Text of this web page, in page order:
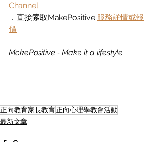
Channel
．直接索取MakePositive 服務詳情或報
價
MakePositive - Make it a lifestyle
正向教育家長教育正向心理學教會活動
最新文章